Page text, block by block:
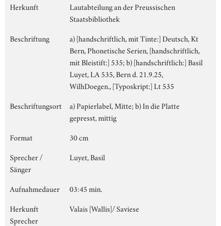
Herkunft
Lautabteilung an der Preussischen
Staatsbibliothek
Beschriftung
a) [handschriftlich, mit Tinte:] Deutsch, Kt
Bern, Phonetische Serien, [handschriftlich,
mit Bleistift:] 535; b) [handschriftlich:] Basil
Luyet, LA 535, Bern d. 21.9.25,
WilhDoegen., [Typoskript:] Lt 535
Beschriftungsort
a) Papierlabel, Mitte; b) In die Platte
gepresst, mittig
Format
30 cm
Sprecher /
Sänger
Luyet, Basil
Aufnahmedauer
03:45 min.
Herkunft
Sprecher
Valais [Wallis]/ Saviese